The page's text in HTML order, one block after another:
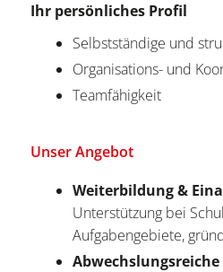
Ihr persönliches Profil
Selbstständige und
Organisations- und
Teamfähigkeit
Unser Angebot
Weiterbildung &
Unterstützung bei
Aufgabengebiete,